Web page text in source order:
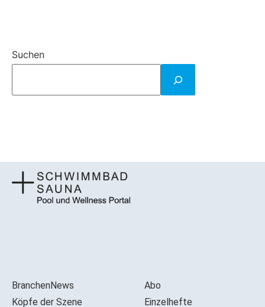
Suchen
BranchenNews
Köpfe der Szene
Abo
Einzelhefte